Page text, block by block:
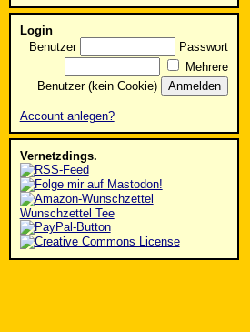
Login
Benutzer
Passwort
Mehrere
Benutzer (kein Cookie)
Account anlegen?
Vernetzdings.
Wunschzettel Tee